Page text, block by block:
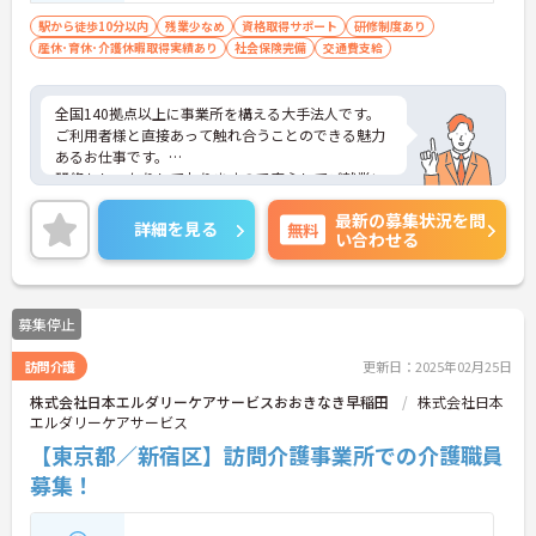
駅から徒歩10分以内 残業少なめ 資格取得サポート
研修制度あり
産休･育休･介護休暇取得実績あり
社会保険完備 交通費支給
全国140拠点以上に事業所を構える大手法人です。
ご利用者様と直接あって触れ合うことのできる魅力
あるお仕事です。
研修もしっかりしておりますので安心してご就業い
ただけます。
ライフスタイルに合わせた柔軟な勤務も可能で、働
きやすい体制が整っております。
ご興味のある方は是非お気軽にお問い合わせくださ
い。
詳細を見る 無料
最新の募集状況を問
い合わせる
募集停止
訪問介護 更新日：2025年02月25日
株式会社日本エルダリーケアサービスおおきなき早稲田
株式会社日本
エルダリーケアサービス
【東京都／新宿区】訪問介護事業所での介護職員
募集！